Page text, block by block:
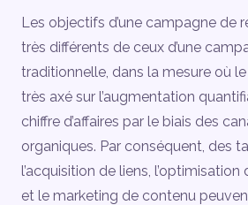
Les objectifs d’une campagne de
très différents de ceux d’une
traditionnelle, dans la mesure où
très axé sur l’augmentation
chiffre d’affaires par le biais des
organiques. Par conséquent, des
l’acquisition de liens,
et le marketing de contenu